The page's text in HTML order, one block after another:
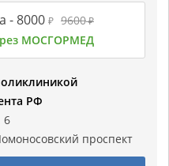
-8000 ₽ 9600₽
МОСГОРМЕД
РФ
6
проспект